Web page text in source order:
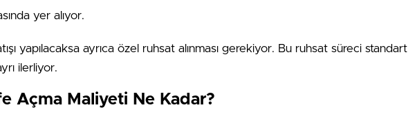
yer alıyor.
yapılacaksa ayrıca özel ruhsat alınması gerekiyor. Bu ruhsat süreci standart
ilerliyor.
Açma Maliyeti Ne Kadar?